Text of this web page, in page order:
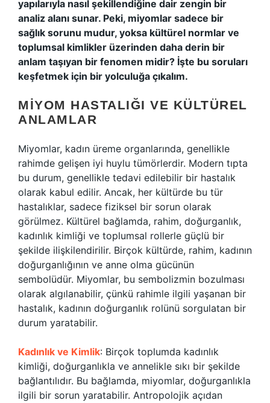
yapılarıyla nasıl şekillendiğine dair zengin bir
analiz alanı sunar. Peki, miyomlar sadece bir
sağlık sorunu mudur, yoksa kültürel normlar ve
toplumsal kimlikler üzerinden daha derin bir
anlam taşıyan bir fenomen midir? İşte bu soruları
keşfetmek için bir yolculuğa çıkalım.
MIYOM HASTALIĞI VE KÜLTÜREL
ANLAMLAR
Miyomlar, kadın üreme organlarında, genellikle
rahimde gelişen iyi huylu tümörlerdir. Modern tıpta
bu durum, genellikle tedavi edilebilir bir hastalık
olarak kabul edilir. Ancak, her kültürde bu tür
hastalıklar, sadece fiziksel bir sorun olarak
görülmez. Kültürel bağlamda, rahim, doğurganlık,
kadınlık kimliği ve toplumsal rollerle güçlü bir
şekilde ilişkilendirilir. Birçok kültürde, rahim, kadının
doğurganlığının ve anne olma gücünün
sembolüdür. Miyomlar, bu sembolizmin bozulması
olarak algılanabilir, çünkü rahimle ilgili yaşanan bir
hastalık, kadının doğurganlık rolünü sorgulatan bir
durum yaratabilir.
Kadınlık ve Kimlik: Birçok toplumda kadınlık
kimliği, doğurganlıkla ve annelikle sıkı bir şekilde
bağlantılıdır. Bu bağlamda, miyomlar, doğurganlıkla
ilgili bir sorun yaratabilir. Antropolojik açıdan